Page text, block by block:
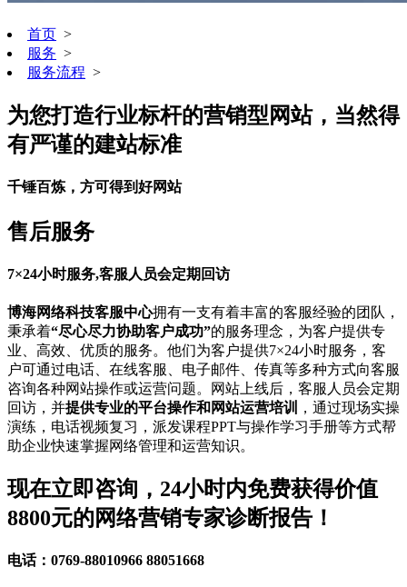
首页 >
服务 >
服务流程 >
为您打造行业标杆的营销型网站，当然得
有严谨的建站标准
千锤百炼，方可得到好网站
售后服务
7×24小时服务,客服人员会定期回访
博海网络科技客服中心拥有一支有着丰富的客服经验的团队，
秉承着“尽心尽力协助客户成功”的服务理念，为客户提供专
业、高效、优质的服务。他们为客户提供7×24小时服务，客
户可通过电话、在线客服、电子邮件、传真等多种方式向客服
咨询各种网站操作或运营问题。网站上线后，客服人员会定期
回访，并提供专业的平台操作和网站运营培训
，通过现场实操
演练，电话视频复习，派发课程PPT与操作学习手册等方式帮
助企业快速掌握网络管理和运营知识。
现在立即咨询， 24小时内免费获得价值
8800元的网络营销专家诊断报告！
电话：0769-88010966 88051668